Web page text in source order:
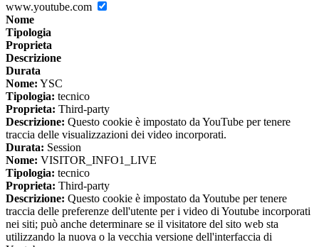
www.youtube.com
Nome
Tipologia
Proprieta
Descrizione
Durata
Nome: YSC
Tipologia: tecnico
Proprieta: Third-party
Descrizione: Questo cookie è impostato da YouTube per tenere
traccia delle visualizzazioni dei video incorporati.
Durata: Session
Nome: VISITOR_INFO1_LIVE
Tipologia: tecnico
Proprieta: Third-party
Descrizione: Questo cookie è impostato da Youtube per tenere
traccia delle preferenze dell'utente per i video di Youtube incorporati
nei siti; può anche determinare se il visitatore del sito web sta
utilizzando la nuova o la vecchia versione dell'interfaccia di